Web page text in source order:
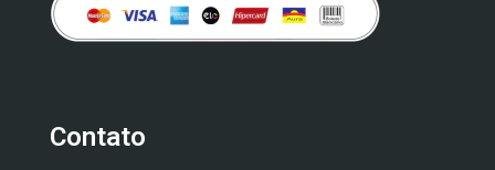
Contato